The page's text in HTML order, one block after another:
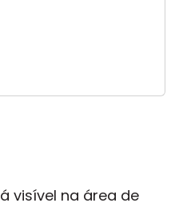
visível na área de